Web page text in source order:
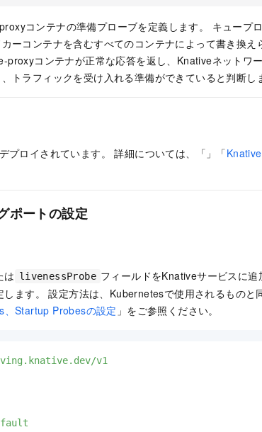
コンテナの準備プローブを定義します。 キュープ
ーコンテナを含むすべてのコンテナによって書き換
proxyコンテナが正常な応答を返し、Knativeネットワ
トラフィックを受け入れる準備ができていると判断し
プロイされています。 詳細については、「」「
ポートの設定
は livenessProbe フィールドをKnativeサービスに
ます。 設定方法は、Kubernetesで使用されるものと
Startup Probesの設定 」をご参照ください。
v1